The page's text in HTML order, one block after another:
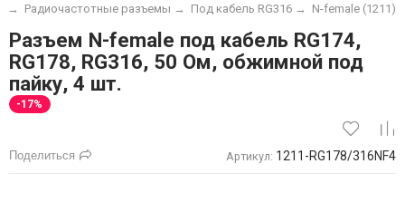
→ Радиочастотные разъемы → Под кабель RG316 → N-female (1211)
Разъем N-female под кабель RG174,
RG178, RG316, 50 Ом, обжимной под
пайку, 4 шт.
-17%
Поделиться Артикул: 1211-RG178/316NF4